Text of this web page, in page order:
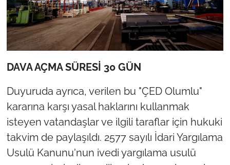
DAVA AÇMA SÜRESİ 30 GÜN
Duyuruda ayrıca, verilen bu "ÇED Olumlu"
kararına karşı yasal haklarını kullanmak
isteyen vatandaşlar ve ilgili taraflar için hukuki
takvim de paylaşıldı. 2577 sayılı İdari Yargılama
Usulü Kanunu'nun ivedi yargılama usulü